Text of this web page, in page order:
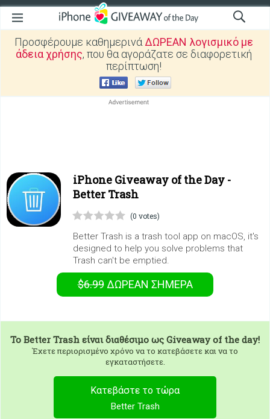
Προσφέρουμε καθημερινά ΔΩΡΕΑΝ λογισμικό με
άδεια χρήσης, που θα αγοράζατε σε διαφορετική
περίπτωση!
iPhone Giveaway of the Day -
Better Trash
(0 votes)
Better Trash is a trash tool app on macOS, it's
designed to help you solve problems that
Trash can't be emptied.
$6.99 ΔΩΡΕΑΝ ΣΉΜΕΡΑ
To Better Trash είναι διαθέσιμο ως Giveaway of the day!
Έχετε περιορισμένο χρόνο να το κατεβάσετε και να το
εγκαταστήσετε.
Κατεβάστε το τώρα
Better Trash